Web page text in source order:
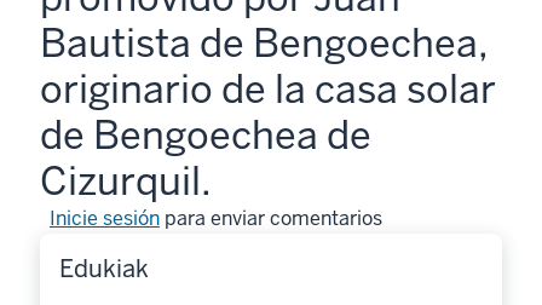
Bautista de Bengoechea,
originario de la casa solar
de Bengoechea de
Cizurquil.
Inicie sesiónpara enviar comentarios
Edukiak